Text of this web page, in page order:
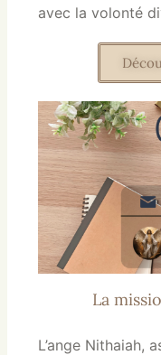
avec la volonté
La
L’ange Nithaiah,